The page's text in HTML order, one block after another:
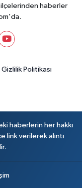
ilçelerinden haberler
Gizlilik Politikası
haberlerin her hakkı
link verilerek alıntı